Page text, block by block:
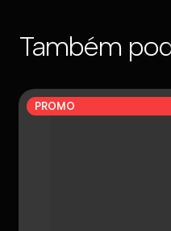
Também
PROMO